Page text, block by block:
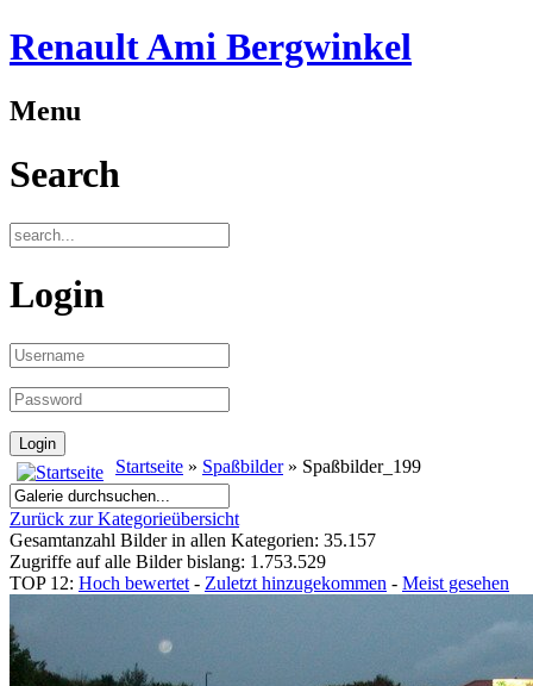
Renault Ami Bergwinkel
Menu
Search
Login
Startseite » Spaßbilder» Spaßbilder_199
Zurück zur Kategorieübersicht
Gesamtanzahl Bilder in allen Kategorien: 35.157
Zugriffe auf alle Bilder bislang: 1.753.529
TOP 12: Hoch bewertet - Zuletzt hinzugekommen - Meist gesehen